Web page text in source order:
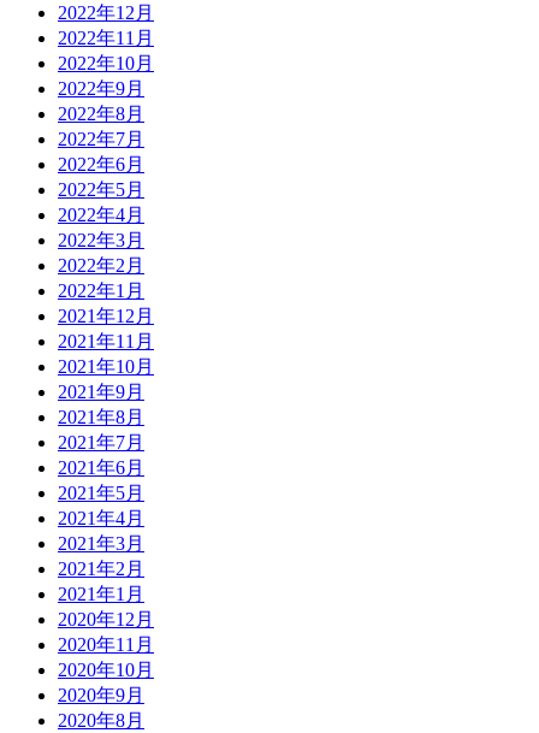
2022年12月
2022年11月
2022年10月
2022年9月
2022年8月
2022年7月
2022年6月
2022年5月
2022年4月
2022年3月
2022年2月
2022年1月
2021年12月
2021年11月
2021年10月
2021年9月
2021年8月
2021年7月
2021年6月
2021年5月
2021年4月
2021年3月
2021年2月
2021年1月
2020年12月
2020年11月
2020年10月
2020年9月
2020年8月